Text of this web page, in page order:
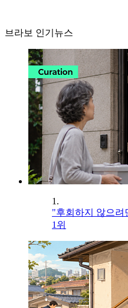
브라보 인기뉴스
1.
"후회하지 않으려
1위